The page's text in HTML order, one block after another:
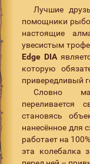
Лучшие
помощники
настоящие
увесистым
Edge DIA
которую
привередливый
Словно
становясь
нанесённое для
работает на
эта колебалка